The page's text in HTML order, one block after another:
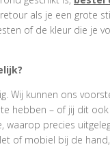
als je een grote
of de kleur die je
Wij kunnen ons
hebben – of jij dit ook
waarop precies
of mobiel bij de